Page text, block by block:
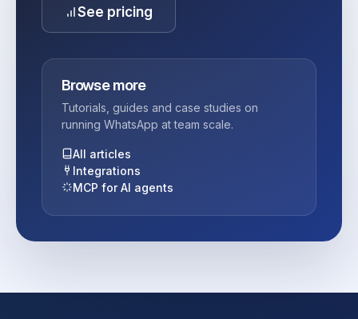
See pricing
Browse more
Tutorials, guides and case studies on
running WhatsApp at team scale.
All articles
Integrations
MCP for AI agents